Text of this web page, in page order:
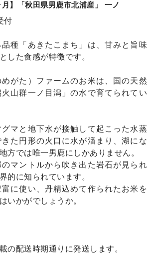
】「秋田県男鹿市北浦産」 一ノ
付
種「あきたこまち」は、甘みと旨味
した食感が特徴です。
がた）ファームのお米は、国の天然
山群一ノ目潟」の水で育てられてい
マと地下水が接触して起こった水蒸
た円形の火口に水が溜まり、湖にな
方では唯一男鹿にしかありません。
マントルから吹き出た岩石が見られ
的に知られています。
に使い、丹精込めて作られたお米を
いかがでしょうか。
の配送時期通りに発送します。